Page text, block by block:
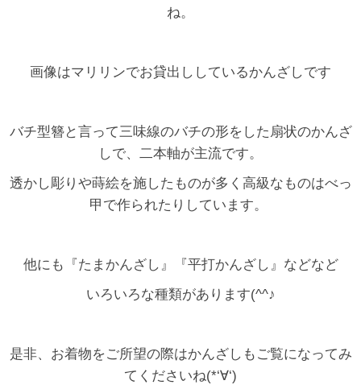
ね。
画像はマリリンでお貸出ししているかんざしです
バチ型簪と言って三味線のバチの形をした扇状のかんざ
しで、二本軸が主流です。
透かし彫りや蒔絵を施したものが多く高級なものはべっ
甲で作られたりしています。
他にも『たまかんざし』『平打かんざし』などなど
いろいろな種類があります(^^♪
是非、お着物をご所望の際はかんざしもご覧になってみ
てくださいね(*‘∀‘)